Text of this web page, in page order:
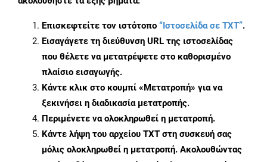
Επισκεφτείτε τον ιστότοπο “Ιστοσελίδα σε TXT”.
Εισαγάγετε τη διεύθυνση URL της ιστοσελίδας
που θέλετε να μετατρέψετε στο καθορισμένο
πλαίσιο εισαγωγής.
Κάντε κλικ στο κουμπί «Μετατροπή» για να
ξεκινήσει η διαδικασία μετατροπής.
Περιμένετε να ολοκληρωθεί η μετατροπή.
Κάντε λήψη του αρχείου TXT στη συσκευή σας
μόλις ολοκληρωθεί η μετατροπή. Ακολουθώντας